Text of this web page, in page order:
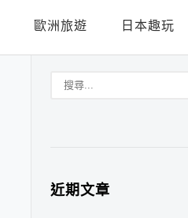
歐洲旅遊 日本趣玩
近期文章